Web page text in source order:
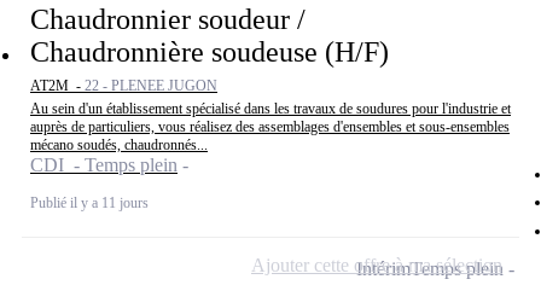
Chaudronnier soudeur /
Chaudronnière soudeuse (H/F)
AT2M - 22 - PLENEE JUGON
Au sein d'un établissement spécialisé dans les travaux de soudures pour l'industrie et
auprès de particuliers, vous réalisez des assemblages d'ensembles et sous-ensembles
mécano soudés, chaudronnés...
CDI - Temps plein
Publié il y a 11 jours
IntérimTemps plein
Ajouter cette offre à ma sélection